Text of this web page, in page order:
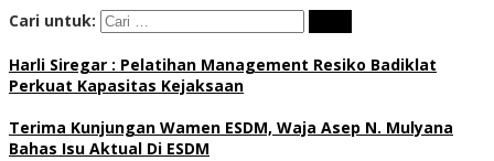
Cari untuk:
Harli Siregar : Pelatihan Management Resiko Badiklat
Perkuat Kapasitas Kejaksaan
Terima Kunjungan Wamen ESDM, Waja Asep N. Mulyana
Bahas Isu Aktual Di ESDM